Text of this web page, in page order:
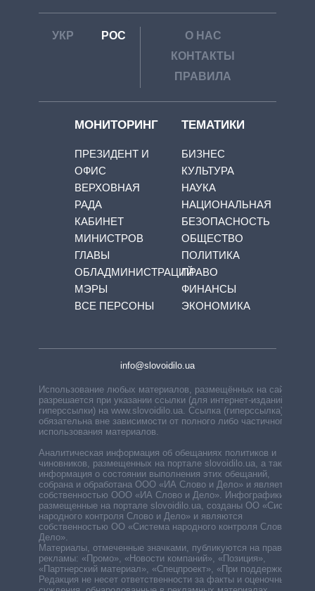
УКР РОС
О НАС
КОНТАКТЫ
ПРАВИЛА
МОНИТОРИНГ
ПРЕЗИДЕНТ И
ОФИС
ВЕРХОВНАЯ
РАДА
КАБИНЕТ
МИНИСТРОВ
ГЛАВЫ
ОБЛАДМИНИСТРАЦИЙ
МЭРЫ
ВСЕ ПЕРСОНЫ
ТЕМАТИКИ
БИЗНЕС
КУЛЬТУРА
НАУКА
НАЦИОНАЛЬНАЯ
БЕЗОПАСНОСТЬ
ОБЩЕСТВО
ПОЛИТИКА
ПРАВО
ФИНАНСЫ
ЭКОНОМИКА
info@slovoidilo.ua
Использование любых материалов, размещённых на сайте,
разрешается при указании ссылки (для интернет-изданий —
гиперссылки) на www.slovoidilo.ua. Ссылка (гиперссылка)
обязательна вне зависимости от полного либо частичного
использования материалов.
Аналитическая информация об обещаниях политиков и
чиновников, размещенных на портале slovoidilo.ua, а также
информация о состоянии выполнения этих обещаний,
собрана и обработана ООО «ИА Слово и Дело» и является
собственностью ООО «ИА Слово и Дело». Инфографики,
размещенные на портале slovoidilo.ua, созданы ОО «Система
народного контроля Слово и Дело» и являются
собственностью ОО «Система народного контроля Слово и
Дело».
Материалы, отмеченные значками, публикуются на правах
рекламы: «Промо», «Новости компаний», «Позиция»,
«Партнерский материал», «Спецпроект», «При поддержке».
Редакция не несет ответственности за факты и оценочные